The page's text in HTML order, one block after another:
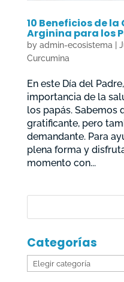
10 Beneficios de
Arginina para los
by admin-ecosistema
Curcumina
En este Día del
importancia de la
los papás. Sabemos
gratificante, pero
demandante. Para
plena forma y
momento con...
Categorías
Categorías